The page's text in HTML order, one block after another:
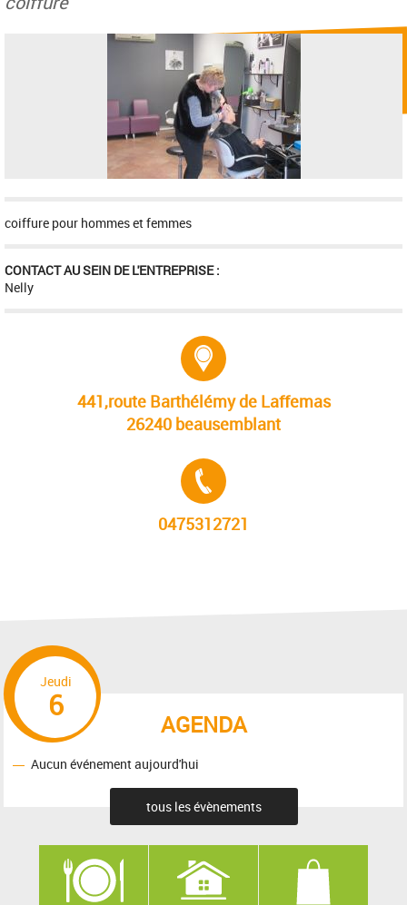
coiffure pour hommes et femmes
CONTACT AU SEIN DE L'ENTREPRISE :
Nelly
441,route Barthélémy de Laffemas
26240 beausemblant
0475312721
AGENDA
Jeudi
6
Aucun événement aujourd'hui
tous les évènements